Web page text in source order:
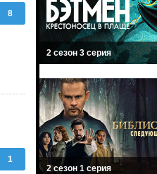
8
1
2 сезон 3 серия
2 сезон 1 серия